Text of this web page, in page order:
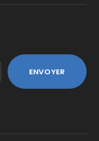
ENVOYER